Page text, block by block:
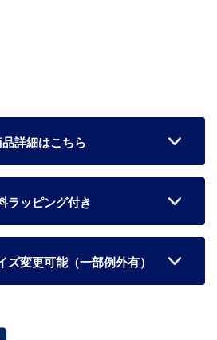
詳細はこちら
ラッピング付き
ズ変更可能（一部例外有）